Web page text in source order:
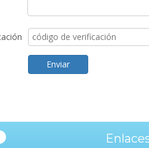
Enviar